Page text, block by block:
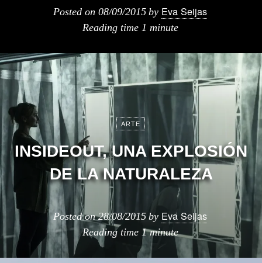
Posted on 08/09/2015 by Eva Seijas
Reading time 1 minute
ARTE
INSIDEOUT, UNA EXPLOSIÓN
DE LA NATURALEZA
Posted on28/08/2015 by Eva Seijas
Reading time 1 minute